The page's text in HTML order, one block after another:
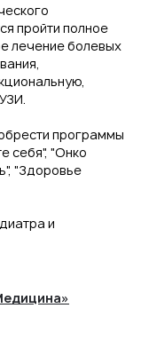
пройти полное
лечение болевых
программы
себя", "Онко
"Здоровье
и